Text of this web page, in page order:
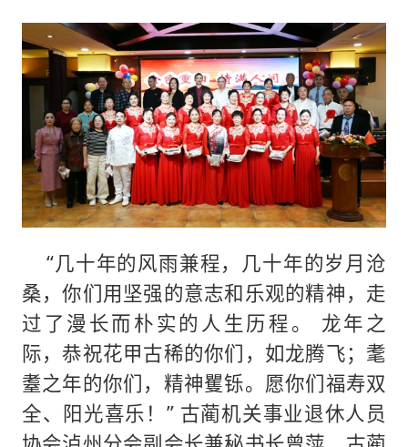
“几十年的风雨兼程，几十年的岁月沧
桑，你们用坚强的意志和乐观的精神，走
过了漫长而朴实的人生历程。 龙年之
际，恭祝花甲古稀的你们，如龙腾飞；耄
耋之年的你们，精神矍铄。愿你们福寿双
全、阳光喜乐！” 古蔺机关事业退休人员